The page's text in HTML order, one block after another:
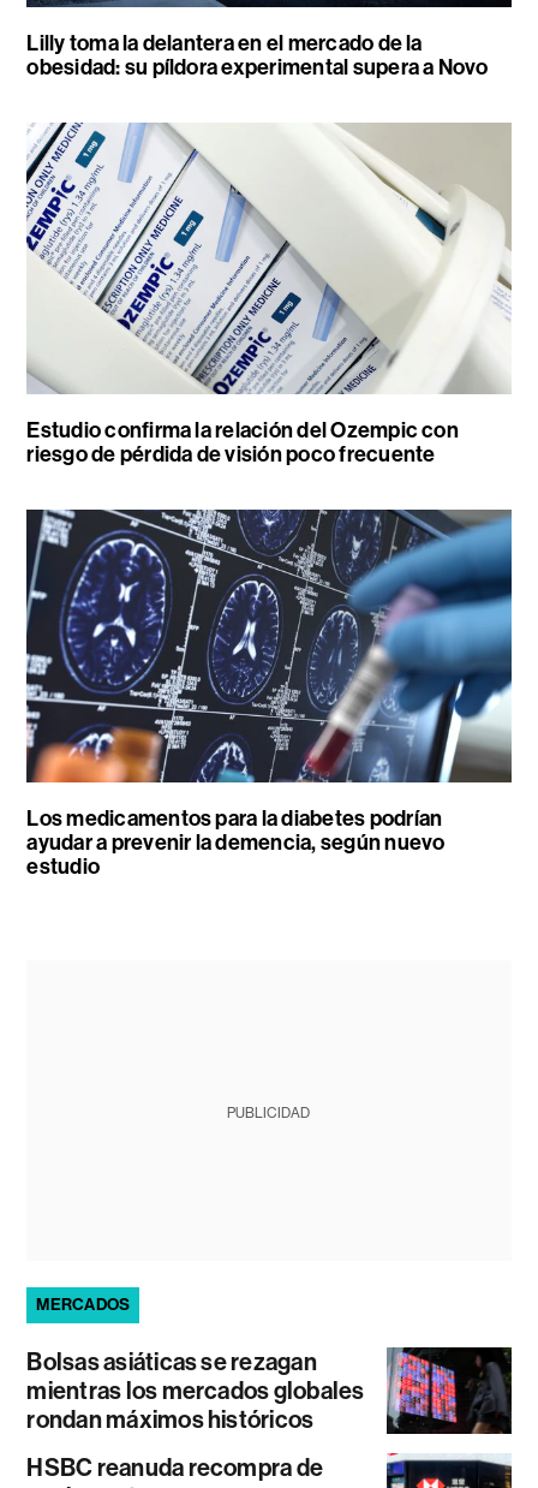
Lilly toma la delantera en el mercado de la
obesidad: su píldora experimental supera a Novo
Estudio confirma la relación del Ozempic con
riesgo de pérdida de visión poco frecuente
Los medicamentos para la diabetes podrían
ayudar a prevenir la demencia, según nuevo
estudio
PUBLICIDAD
MERCADOS
Bolsas asiáticas se rezagan
mientras los mercados globales
rondan máximos históricos
HSBC reanuda recompra de